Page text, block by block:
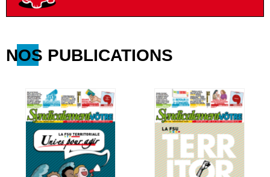
NOS PUBLICATIONS